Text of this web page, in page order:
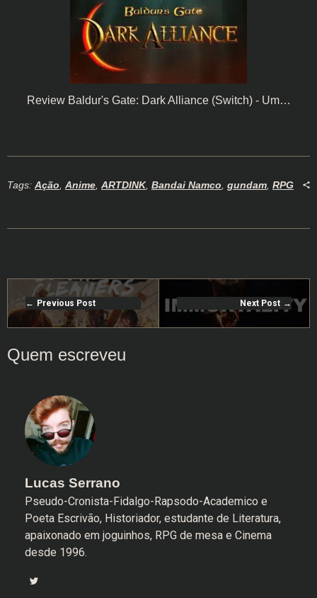
Review Baldur's Gate: Dark Alliance (Switch) - Um…
Tags: Ação Anime ARTDINK Bandai Namco gundam RPG
Previous Post Next Post
Lucas Serrano
Pseudo-Cronista-Fidalgo-Rapsodo-Academico e
Poeta Escrivão, Historiador, estudante de Literatura,
apaixonado em joguinhos, RPG de mesa e Cinema
desde 1996.